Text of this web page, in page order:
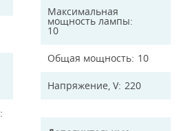
Максимальная
мощность лампы
10
Общая мощность 10
Напряжение, V 220